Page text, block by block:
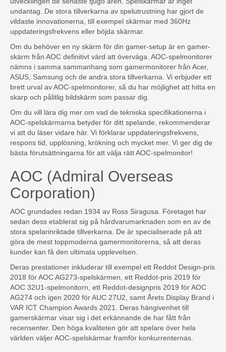
undantag. De stora tillverkarna av spelutrustning har gjort de
vildaste innovationerna, till exempel skärmar med 360Hz
uppdateringsfrekvens eller böjda skärmar.
Om du behöver en ny skärm för din gamer-setup är en gamer-
skärm från AOC definitivt värd att överväga. AOC-spelmonitorer
nämns i samma sammanhang som gamermonitorer från Acer,
ASUS, Samsung och de andra stora tillverkarna. Vi erbjuder ett
brett urval av AOC-spelmonitorer, så du har möjlighet att hitta en
skarp och pålitlig bildskärm som passar dig.
Om du vill lära dig mer om vad de tekniska specifikationerna i
AOC-spelskärmarna betyder för ditt spelande, rekommenderar
vi att du läser vidare här. Vi förklarar uppdateringsfrekvens,
respons tid, upplösning, krökning och mycket mer. Vi ger dig de
bästa förutsättningarna för att välja rätt AOC-spelmonitor!
AOC (Admiral Overseas
Corporation)
AOC grundades redan 1934 av Ross Siragusa. Företaget har
sedan dess etablerat sig på hårdvarumarknaden som en av de
stora spelarinriktade tillverkarna. De är specialiserade på att
göra de mest toppmoderna gamermonitorerna, så att deras
kunder kan få den ultimata upplevelsen.
Deras prestationer inkluderar till exempel ett Reddot Design-pris
2018 för AOC AG273-spelskärmen, ett Reddot-pris 2019 för
AOC 32U1-spelmonitorn, ett Reddot-designpris 2019 för AOC
AG274 och igen 2020 för AUC 27U2, samt Årets Display Brand i
VAR ICT Champion Awards 2021. Deras hängivenhet till
gamerskärmar visar sig i det erkännande de har fått från
recensenter. Den höga kvaliteten gör att spelare över hela
världen väljer AOC-spelskärmar framför konkurrenternas.